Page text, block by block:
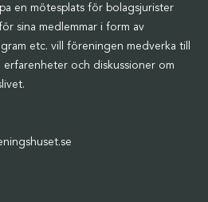
en mötesplats för bolagsjurister
sina medlemmar i form av
etc. vill föreningen medverka till
och diskussioner om